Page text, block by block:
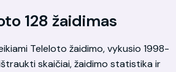
128 žaidimas
Teleloto žaidimo, vykusio 1998-
skaičiai, žaidimo statistika ir